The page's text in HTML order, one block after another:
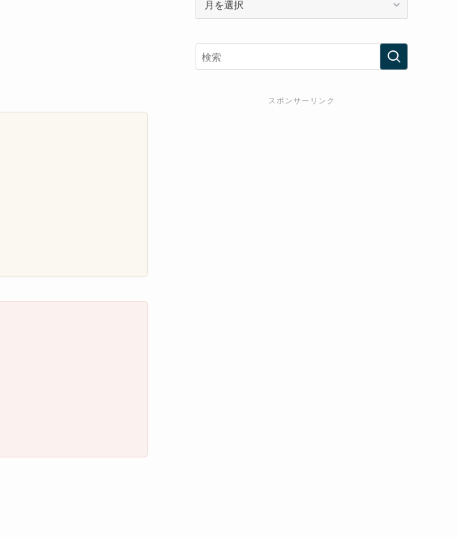
事
＆
検
スポンサーリンク